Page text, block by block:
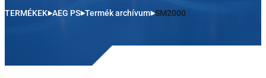
TERMÉKEK AEG PS Termék archívum SM2000